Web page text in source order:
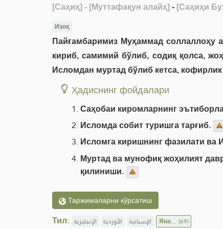
[Саҳиҳ] - [Муттафақун алайҳ] - [Саҳиҳи
Изоҳ
Пайғамбаримиз Муҳаммад соллаллоҳу
кириб, самимий бўлиб, содиқ қолса,
Исломдан муртад бўлиб кетса,
Ҳадиснинг фойдалари
Саҳобаи киромларнинг
Исломда собит туришга тарғиб.
Исломга киришнинг фазилати ва
Муртад ва мунофиқ жоҳилият
қилиниши.
Таржималарни кўрсатиш
Тил: الإنجليزية الأوردية الإسبانية Яна...(69)